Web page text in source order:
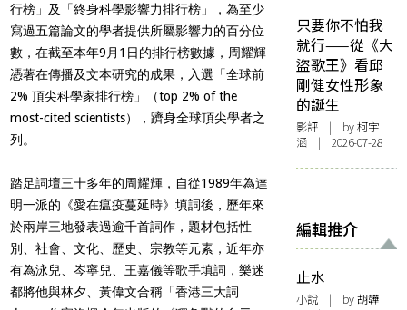
行榜」及「終身科學影響力排行榜」，為至少
寫過五篇論文的學者提供所屬影響力的百分位
數，在截至本年9月1日的排行榜數據，周耀輝
憑著在傳播及文本研究的成果，入選「全球前
2% 頂尖科學家排行榜」（top 2% of the
most-cited scientists），躋身全球頂尖學者之
列。
踏足詞壇三十多年的周耀輝，自從1989年為達
明一派的《愛在瘟疫蔓延時》填詞後，歷年來
於兩岸三地發表過逾千首詞作，題材包括性
別、社會、文化、歷史、宗教等元素，近年亦
有為泳兒、岑寧兒、王嘉儀等歌手填詞，樂迷
都將他與林夕、黃偉文合稱「香港三大詞
只要你不怕我
就行——從《大
盜歌王》看邱
剛健女性形象
的誕生
影評 | by 柯宇
涵 | 2026-07-28
編輯推介
止水
小說 | by 胡韡